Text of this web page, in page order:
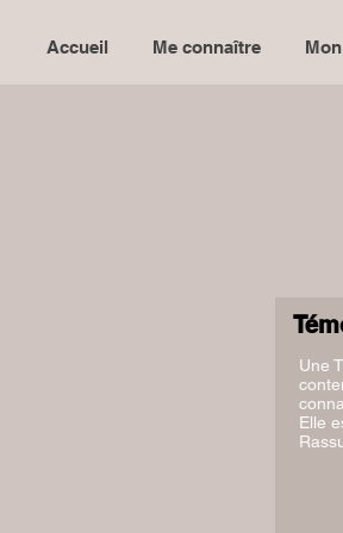
Accueil Me connaître
Une
Elle